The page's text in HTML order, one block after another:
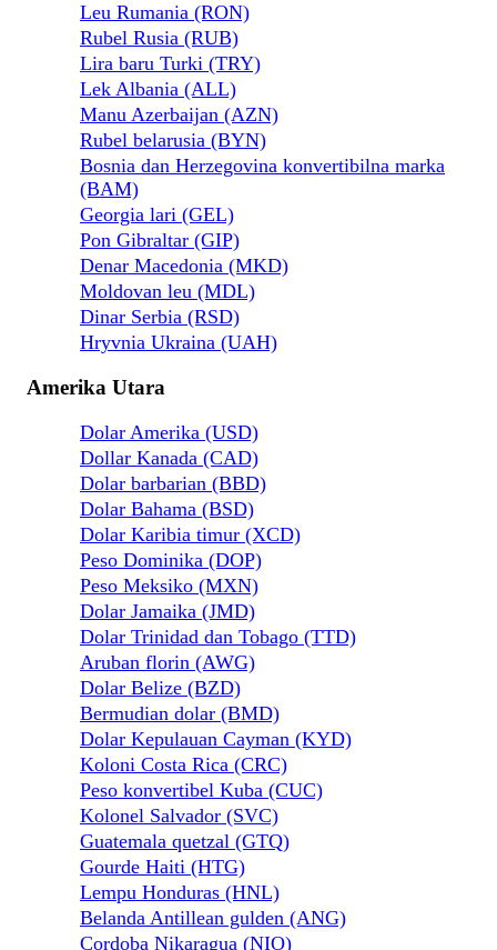
Leu Rumania (RON)
Rubel Rusia (RUB)
Lira baru Turki (TRY)
Lek Albania (ALL)
Manu Azerbaijan (AZN)
Rubel belarusia (BYN)
Bosnia dan Herzegovina konvertibilna marka
(BAM)
Georgia lari (GEL)
Pon Gibraltar (GIP)
Denar Macedonia (MKD)
Moldovan leu (MDL)
Dinar Serbia (RSD)
Hryvnia Ukraina (UAH)
Amerika Utara
Dolar Amerika (USD)
Dollar Kanada (CAD)
Dolar barbarian (BBD)
Dolar Bahama (BSD)
Dolar Karibia timur (XCD)
Peso Dominika (DOP)
Peso Meksiko (MXN)
Dolar Jamaika (JMD)
Dolar Trinidad dan Tobago (TTD)
Aruban florin (AWG)
Dolar Belize (BZD)
Bermudian dolar (BMD)
Dolar Kepulauan Cayman (KYD)
Koloni Costa Rica (CRC)
Peso konvertibel Kuba (CUC)
Kolonel Salvador (SVC)
Guatemala quetzal (GTQ)
Gourde Haiti (HTG)
Lempu Honduras (HNL)
Belanda Antillean gulden (ANG)
Cordoba Nikaragua (NIO)